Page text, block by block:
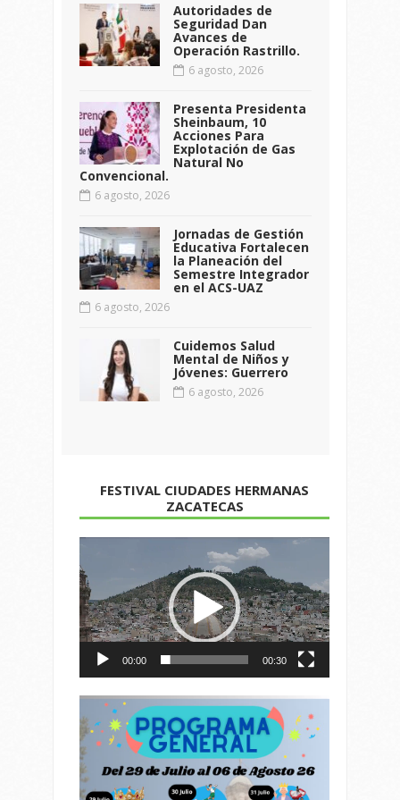
Autoridades de
Seguridad Dan
Avances de
Operación Rastrillo.
6 agosto, 2026
Presenta Presidenta
Sheinbaum, 10
Acciones Para
Explotación de Gas
Natural No
Convencional.
6 agosto, 2026
Jornadas de Gestión
Educativa Fortalecen
la Planeación del
Semestre Integrador
en el ACS-UAZ
6 agosto, 2026
Cuidemos Salud
Mental de Niños y
Jóvenes: Guerrero
6 agosto, 2026
FESTIVAL CIUDADES HERMANAS
ZACATECAS
de
vídeo
00:00 00:30